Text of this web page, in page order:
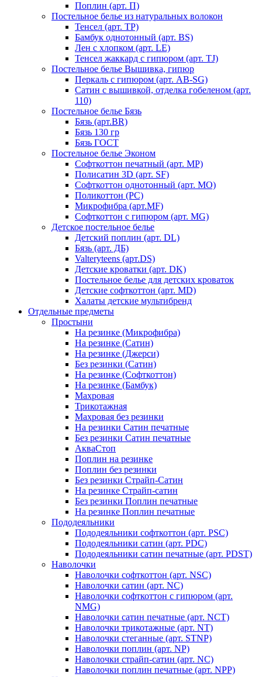
Поплин (арт. П)
Постельное белье из натуральных волокон
Тенсел (арт. ТР)
Бамбук однотонный (арт. BS)
Лен с хлопком (арт. LE)
Тенсел жаккард с гипюром (арт. TJ)
Постельное белье Вышивка, гипюр
Перкаль с гипюром (арт. AB-SG)
Сатин с вышивкой, отделка гобеленом (арт.
110)
Постельное белье Бязь
Бязь (арт.BR)
Бязь 130 гр
Бязь ГОСТ
Постельное белье Эконом
Софткоттон печатный (арт. MР)
Полисатин 3D (арт. SF)
Софткоттон однотонный (арт. MO)
Поликоттон (PC)
Микрофибра (арт.MF)
Софткоттон с гипюром (арт. MG)
Детское постельное белье
Детский поплин (арт. DL)
Бязь (арт. ДБ)
Valteryteens (арт.DS)
Детские кроватки (арт. DK)
Постельное белье для детских кроваток
Детские софткоттон (арт. MD)
Халаты детские мультибренд
Отдельные предметы
Простыни
На резинке (Микрофибра)
На резинке (Сатин)
На резинке (Джерси)
Без резинки (Сатин)
На резинке (Софткоттон)
На резинке (Бамбук)
Махровая
Трикотажная
Махровая без резинки
На резинки Сатин печатные
Без резинки Сатин печатные
АкваСтоп
Поплин на резинке
Поплин без резинки
Без резинки Страйп-Сатин
На резинке Страйп-сатин
Без резинки Поплин печатные
На резинке Поплин печатные
Пододеяльники
Пододеяльники софткоттон (арт. PSC)
Пододеяльники сатин (арт. PDC)
Пододеяльники сатин печатные (арт. PDST)
Наволочки
Наволочки софткоттон (арт. NSC)
Наволочки сатин (арт. NC)
Наволочки софткоттон с гипюром (арт.
NMG)
Наволочки сатин печатные (арт. NCT)
Наволочки трикотажные (арт. NT)
Наволочки стеганные (арт. STNP)
Наволочки поплин (арт. NP)
Наволочки страйп-сатин (арт. NC)
Наволочки поплин печатные (арт. NPP)